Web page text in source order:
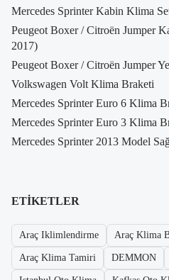
Mercedes Sprinter Kabin Klima
Peugeot Boxer / Citroën Jumper
2017)
Peugeot Boxer / Citroën Jumper
Volkswagen Volt Klima Braketi
Mercedes Sprinter Euro 6 Klima
Mercedes Sprinter Euro 3 Klima
Mercedes Sprinter 2013 Model
ETIKETLER
Araç Iklimlendirme Araç Klima
Araç Klima Tamiri DEMMON